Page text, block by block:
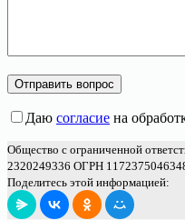
Даю согласие на
Общество с ограниченной
2320249336 ОГРН
Поделитесь этой информацией: